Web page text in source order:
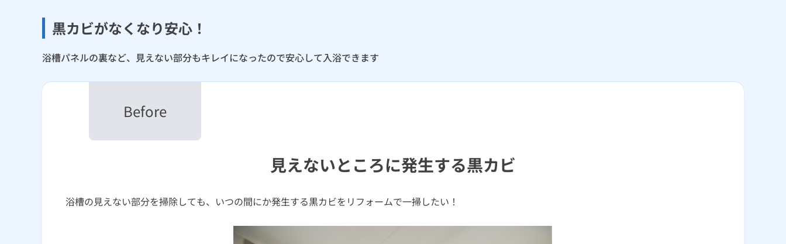
黒カビがなくなり安心！
浴槽パネルの裏など、見えない部分もキレイになったので安心して入浴できます
見えないところに発生する黒カビ
浴槽の見えない部分を掃除しても、いつの間にか発生する黒カビをリフォームで一掃したい！